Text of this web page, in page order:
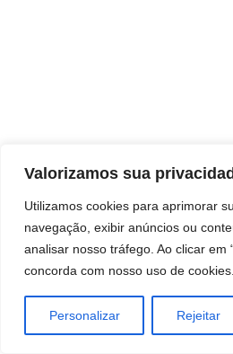
Valorizamos sua
Utilizamos cookies para aprimorar
navegação, exibir anúncios ou
analisar nosso tráfego. Ao clicar em
concorda com nosso uso de cookies.
Personalizar Rejeitar
Consultas e
Brasil - Santa